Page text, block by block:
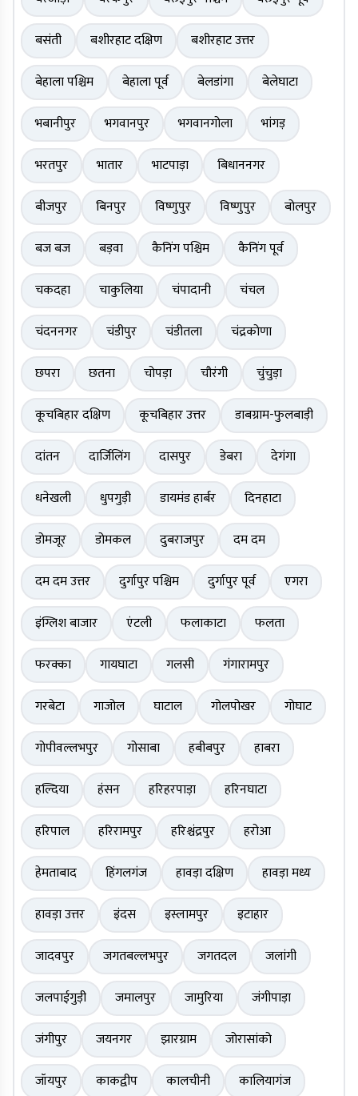
बसंती
बशीरहाट दक्षिण
बशीरहाट उत्तर
बेहाला पश्चिम
बेहाला पूर्व बेलडांगा
बेलेघाटा
भबानीपुर
भगवानपुर भगवानगोला
भांगड़
भरतपुर
भातार भाटपाड़ा
बिधाननगर
बीजपुर
बिनपुर विष्णुपुर विष्णुपुर
बोलपुर
बज बज
बड़वा कैनिंग पश्चिम
कैनिंग पूर्व
चकदहा
चाकुलिया चंपादानी
चंचल
चंदननगर
चंडीपुर चंडीतला
चंद्रकोणा
छपरा
छतना चोपड़ा चौरंगी
चुंचुड़ा
कूचबिहार दक्षिण
कूचबिहार उत्तर
डाबग्राम-फुलबाड़ी
दांतन
दार्जिलिंग दासपुर डेबरा
देगंगा
धनेखली
धुपगुड़ी डायमंड हार्बर
दिनहाटा
डोमजूर
डोमकल दुबराजपुर
दम दम
दम दम उत्तर
दुर्गापुर पश्चिम दुर्गापुर पूर्व
एगरा
इंग्लिश बाजार
एंटली फलाकाटा
फलता
फरक्का
गायघाटा गलसी
गंगारामपुर
गरबेटा
गाजोल घाटाल गोलपोखर
गोघाट
गोपीवल्लभपुर
गोसाबा हबीबपुर
हाबरा
हल्दिया
हंसन हरिहरपाड़ा
हरिनघाटा
हरिपाल
हरिरामपुर हरिश्चंद्रपुर
हरोआ
हेमताबाद
हिंगलगंज हावड़ा दक्षिण
हावड़ा मध्य
हावड़ा उत्तर
इंदस इस्लामपुर
इटाहार
जादवपुर
जगतबल्लभपुर जगतदल
जलांगी
जलपाईगुड़ी
जमालपुर जामुरिया
जंगीपाड़ा
जंगीपुर
जयनगर झारग्राम
जोरासांको
जॉयपुर
काकद्वीप कालचीनी
कालियागंज